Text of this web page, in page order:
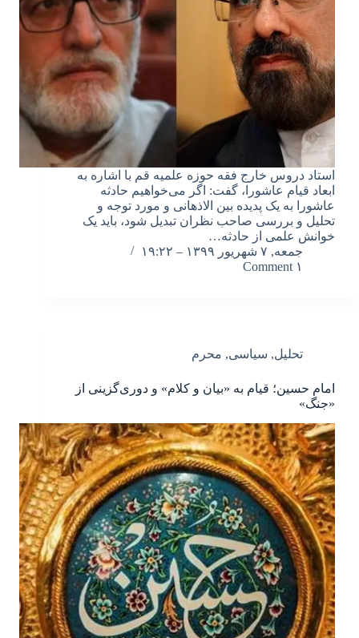
استاد دروس خارج فقه حوزه علمیه قم با اشاره به
ابعاد قیام عاشورا، گفت: اگر می‌خواهیم حادثه
عاشورا به یک پدیده بین الاذهانی و مورد توجه و
تحلیل و بررسی صاحب نظران تبدیل شود، باید یک
خوانش علمی از حادثه…
جمعه, ۷ شهریور ۱۳۹۹ – ۱۹:۲۲
۱ Comment
تحلیل, سیاسی, محرم
امام حسین؛ قیام به «بیان و کلام» و دوری‌گزینی از
«جنگ»